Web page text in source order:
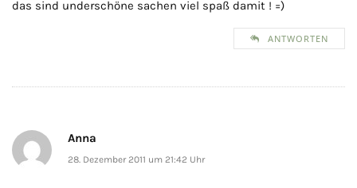
das sind underschöne sachen viel spaß damit ! =)
ANTWORTEN
Anna
28. Dezember 2011 um 21:42 Uhr